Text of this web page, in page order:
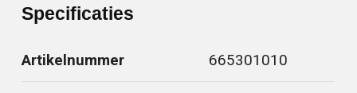
Specificaties
Artikelnummer 665301010